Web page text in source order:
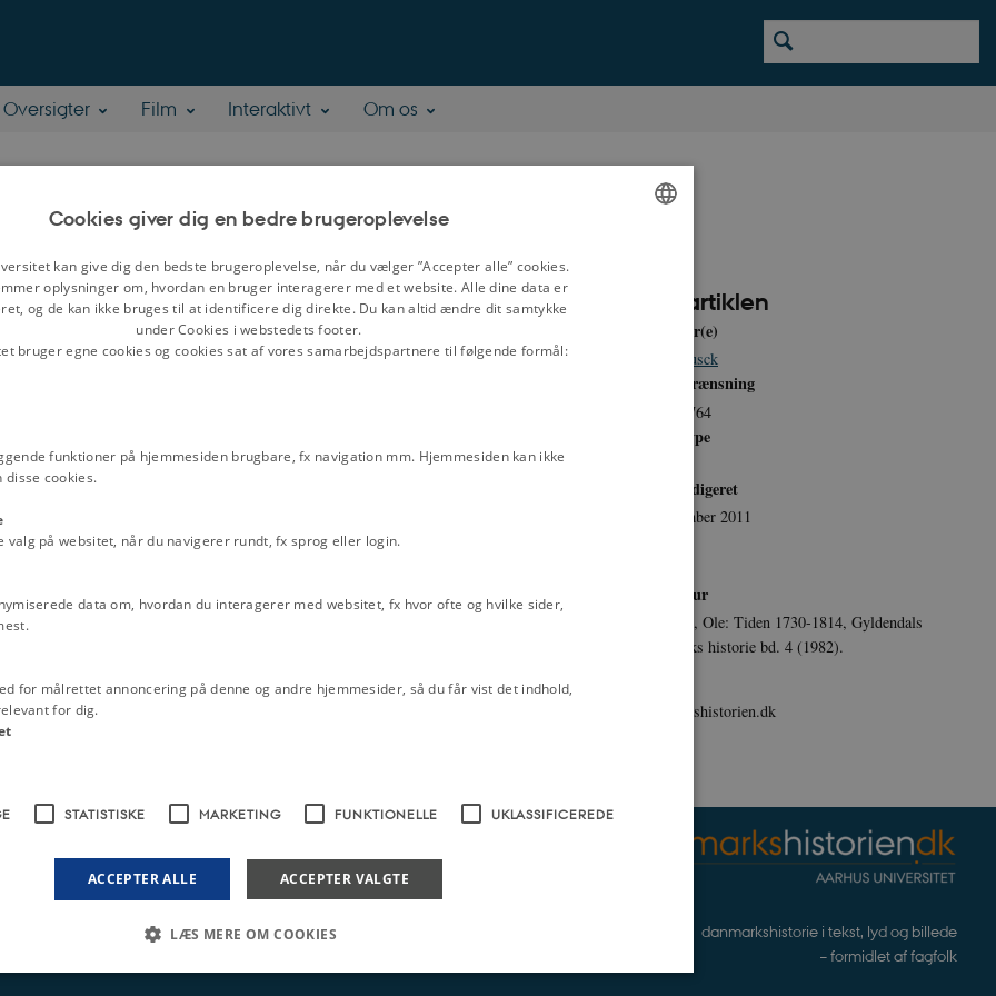
Oversigter Film Interaktivt Om os
1764
med forslag til forbedringer af
Københavns Universitets
i Bergen.
havde opfordret alle
landets velstand,
Magasinet er blandt
offentlighed og fik betydning for
er forfattet af præster,
mange forskellige
UDSKRIV
Relateret indhold
Temaer
Oplysningstiden, ca. 1750-1800
Udenrigshandel før 1848
Rentekammeret
Frederik 5., 1723-1766
Om artiklen
Forfatter(e)
Steen Busck
Tidsafgrænsning
1757 -1764
Medietype
Sidst redigeret
8. november 2011
Litteratur
Feldbæk, Ole: Tiden 1730-1814, Gyldendals
Danmarks historie bd. 4 (1982).
danmarkshistorien.dk
danmarkshistorie i tekst, lyd og billede
– formidlet af fagfolk
Cookies giver dig en bedre brugeroplevelse
kan give dig den bedste brugeroplevelse, når du vælger ”Accepter alle” cookies.
oplysninger om, hvordan en bruger interagerer med et website. Alle dine data er
og de kan ikke bruges til at identificere dig direkte. Du kan altid ændre dit samtykke
under Cookies i webstedets footer.
bruger egne cookies og cookies sat af vores samarbejdspartnere til følgende formål:
funktioner på hjemmesiden brugbare, fx navigation mm. Hjemmesiden kan ikke
disse cookies.
valg på websitet, når du navigerer rundt, fx sprog eller login.
data om, hvordan du interagerer med websitet, fx hvor ofte og hvilke sider,
for målrettet annoncering på denne og andre hjemmesider, så du får vist det indhold,
for dig.
STATISTISKE MARKETING FUNKTIONELLE UKLASSIFICEREDE
ACCEPTER ALLE ACCEPTER VALGTE
LÆS MERE OM COOKIES